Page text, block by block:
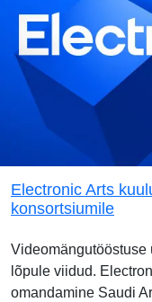
Electronic Arts
konsortsiumile
Videomängutööstuse
lõpule viidud.
omandamine Saudi